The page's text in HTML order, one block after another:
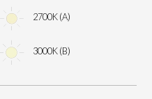
2700K (A)
3000K (B)